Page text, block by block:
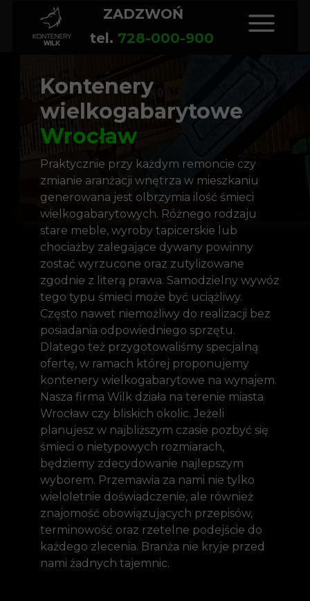
ZADZWOŃ
tel. 728-000-900
Kontenery
wielkogabarytowe
Wrocław
Praktycznie przy każdym remoncie czy
zmianie aranżacji wnętrza w mieszkaniu
generowana jest olbrzymia ilość śmieci
wielkogabarytowych. Różnego rodzaju
stare meble, wyroby tapicerskie lub
chociażby zalegające dywany powinny
zostać wyrzucone oraz zutylizowane
zgodnie z literą prawa. Samodzielny wywóz
tego typu śmieci może być uciążliwy.
Często nawet niemożliwy do realizacji bez
posiadania odpowiedniego sprzętu.
Dlatego też przygotowaliśmy specjalną
ofertę, w ramach której proponujemy
kontenery wielkogabarytowe na wynajem.
Nasza firma Wilk działa na terenie miasta
Wrocław czy bliskich okolic. Jeżeli
planujesz w najbliższym czasie pozbyć się
śmieci o nietypowych rozmiarach,
będziemy zdecydowanie najlepszym
wyborem. Przemawia za nami nie tylko
wieloletnie doświadczenie, ale również
znajomość obowiązujących przepisów,
terminowość oraz rzetelne podejście do
każdego zlecenia. Branża nie kryje przed
nami żadnych tajemnic.